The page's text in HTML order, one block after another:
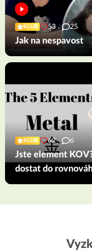
KLUB 53 25
Jak na nespavost
KLUB 62 6
Jste element
dostat do